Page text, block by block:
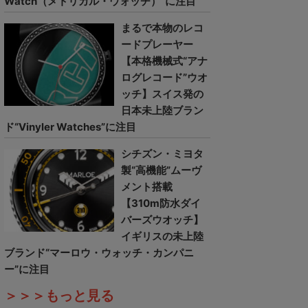
まるで本物のレコ
ードプレーヤー
【本格機械式“アナ
ログレコード”ウオ
ッチ】スイス発の
日本未上陸ブラン
ド“Vinyler Watches”に注目
シチズン・ミヨタ
製“高機能”ムーヴ
メント搭載
【310m防水ダイ
バーズウオッチ】
イギリスの未上陸
ブランド“マーロウ・ウォッチ・カンパニ
ー”に注目
＞＞＞もっと見る